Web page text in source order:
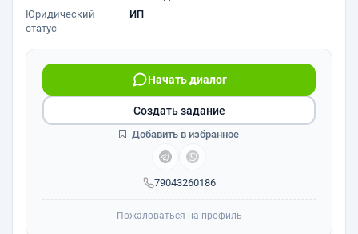
Юридический
статус
ИП
79043260186
Начать диалог
Создать задание
Добавить в избранное
Пожаловаться на профиль